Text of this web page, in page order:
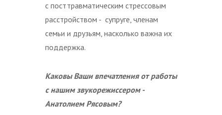
с посттравматическим стрессовым
расстройством - супруге, членам
семьи и друзьям, насколько важна их
поддержка.
Каковы Ваши впечатления от работы
с нашим звукорежиссером -
Анатолием Рясовым?